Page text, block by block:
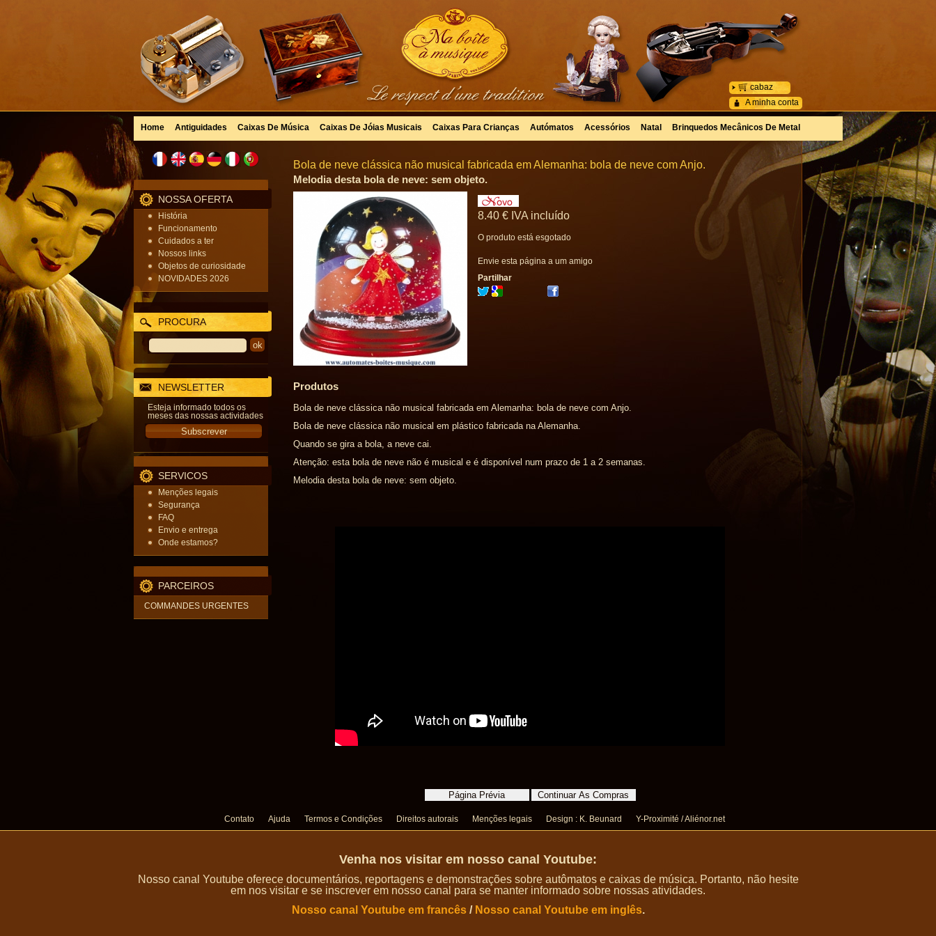
A minha conta
cabaz
Home Antiguidades Caixas De Música Caixas De Jóias Musicais Caixas Para Crianças Autómatos Acessórios Natal Brinquedos Mecânicos De Metal
NOSSA OFERTA
História
Funcionamento
Cuidados a ter
Nossos links
Objetos de curiosidade
NOVIDADES 2026
PROCURA
NEWSLETTER
Esteja informado todos os
meses das nossas actividades
SERVICOS
Menções legais
Segurança
FAQ
Envio e entrega
Onde estamos?
PARCEIROS
COMMANDES URGENTES
Bola de neve clássica não musical fabricada em Alemanha: bola de neve com Anjo.
Melodia desta bola de neve: sem objeto.
8.40 € IVA incluído
O produto está esgotado
Envie esta página a um amigo
Partilhar
Produtos
Bola de neve clássica não musical fabricada em Alemanha: bola de neve com Anjo.
Bola de neve clássica não musical em plástico fabricada na Alemanha.
Quando se gira a bola, a neve cai.
Atenção: esta bola de neve não é musical e é disponível num prazo de 1 a 2 semanas.
Melodia desta bola de neve: sem objeto.
Contato Ajuda Termos e Condições Direitos autorais Menções legais Design : K. Beunard Y-Proximité / Aliénor.net
Venha nos visitar em nosso canal Youtube:
Nosso canal Youtube oferece documentários, reportagens e demonstrações sobre autômatos e caixas de música. Portanto, não hesite
em nos visitar e se inscrever em nosso canal para se manter informado sobre nossas atividades.
Nosso canal Youtube em francês/ Nosso canal Youtube em inglês.